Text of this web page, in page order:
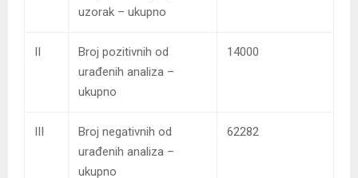
uzorak – ukupno
II
Broj pozitivnih od
urađenih analiza –
ukupno
14000
III
Broj negativnih od
urađenih analiza –
ukupno
62282